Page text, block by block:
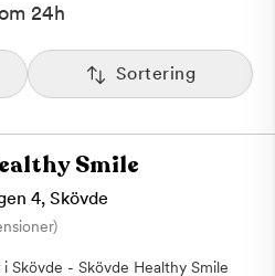
24h
Sortering
Smile
4, Skövde
Skövde - Skövde Healthy Smile